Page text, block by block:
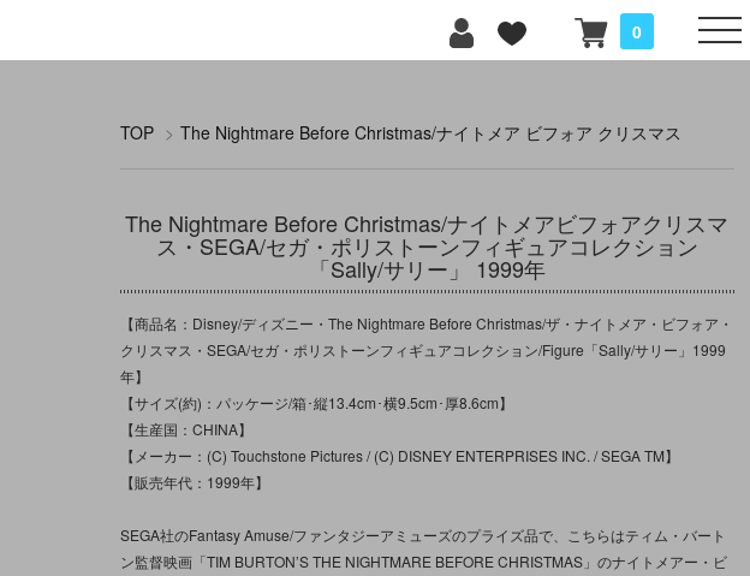
0
TOP > The Nightmare Before Christmas/ナイトメア ビフォア クリスマス
The Nightmare Before Christmas/ナイトメアビフォアクリスマ
ス・SEGA/セガ・ポリストーンフィギュアコレクション
「Sally/サリー」 1999年
【商品名：Disney/ディズニー・The Nightmare Before Christmas/ザ・ナイトメア・ビフォア・
クリスマス・SEGA/セガ・ポリストーンフィギュアコレクション/Figure「Sally/サリー」1999
年】
【サイズ(約)：パッケージ/箱･縦13.4cm･横9.5cm･厚8.6cm】
【生産国：CHINA】
【メーカー：(C) Touchstone Pictures / (C) DISNEY ENTERPRISES INC. / SEGA TM】
【販売年代：1999年】
SEGA社のFantasy Amuse/ファンタジーアミューズのプライズ品で、こちらはティム・バート
ン監督映画「TIM BURTON’S THE NIGHTMARE BEFORE CHRISTMAS」のナイトメアー・ビ